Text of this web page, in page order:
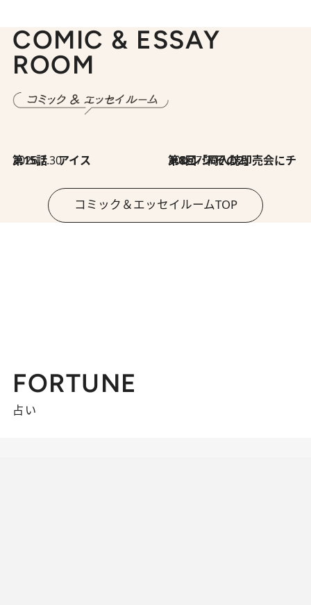
COMIC & ESSAY
ROOM
2026.7.30
第15話 アイス 2026.7.30
第8回「同人誌即売会にチャレンジ その2」
コミック＆エッセイルームTOP
FORTUNE
占い